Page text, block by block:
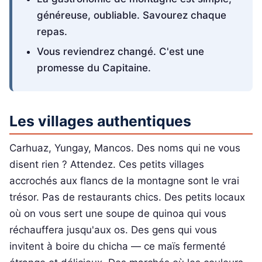
généreuse, oubliable. Savourez chaque
repas.
Vous reviendrez changé. C'est une
promesse du Capitaine.
Les villages authentiques
Carhuaz, Yungay, Mancos. Des noms qui ne vous
disent rien ? Attendez. Ces petits villages
accrochés aux flancs de la montagne sont le vrai
trésor. Pas de restaurants chics. Des petits locaux
où on vous sert une soupe de quinoa qui vous
réchauffera jusqu'aux os. Des gens qui vous
invitent à boire du chicha — ce maïs fermenté